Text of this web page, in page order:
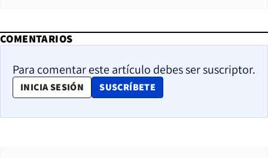
COMENTARIOS
Para comentar este artículo debes ser suscriptor.
INICIA SESIÓN SUSCRÍBETE
OPENS IN NEW WINDOW